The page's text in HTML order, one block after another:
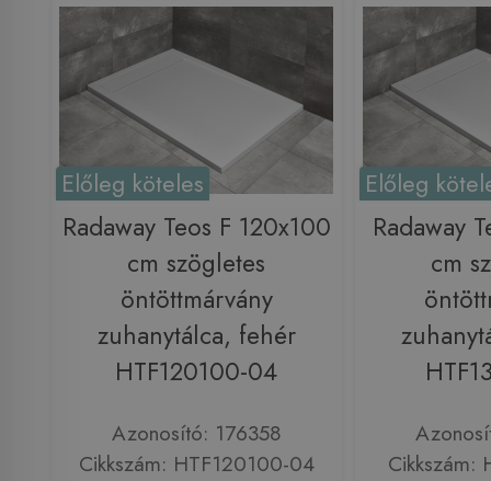
Előleg köteles
Radaway Teos F 120x100
cm szögletes
öntöttmárvány
zuhanytálca, fehér
HTF120100-04
Azonosító: 176358
Cikkszám: HTF120100-04
Előleg
Radaway
cm
Cikkszám: